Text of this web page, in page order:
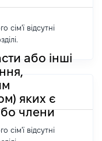
сім'ї відсутні
або інші
яких є
члени
сім'ї відсутні